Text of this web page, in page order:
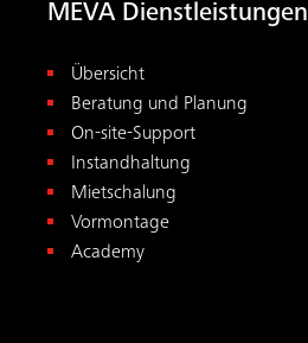
MEVA Dienstleistungen
Übersicht
Beratung und Planung
On-site-Support
Instandhaltung
Mietschalung
Vormontage
Academy